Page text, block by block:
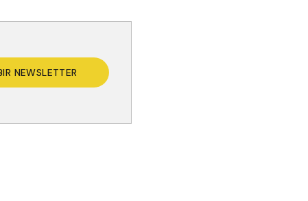
NEWSLETTER